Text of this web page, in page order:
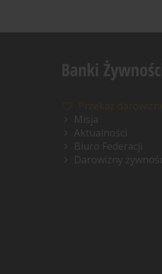
Misja
Aktualności
Biuro Federacji
Darowizny